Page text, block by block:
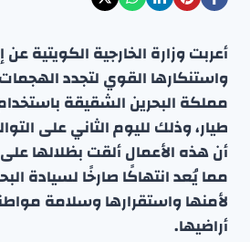
أعربت وزارة الخارجية الكويتية عن
واستنكارها القوي لتجدد الهجمات
مملكة البحرين الشقيقة
طيار، وذلك لليوم الثاني على
أن هذه الأعمال ألقت بظلالها
مما يُعد انتهاكًا صارخًا لسيادة
لأمنها واستقرارها وسلامة
أراضيها.